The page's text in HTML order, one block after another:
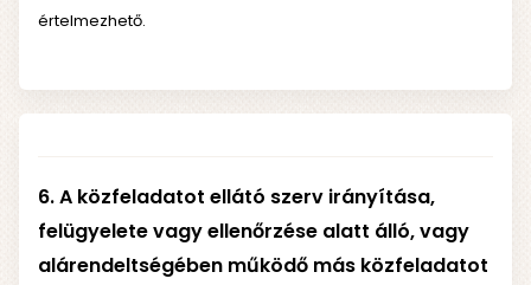
értelmezhető.
6. A közfeladatot ellátó szerv irányítása,
felügyelete vagy ellenőrzése alatt álló, vagy
alárendeltségében működő más közfeladatot